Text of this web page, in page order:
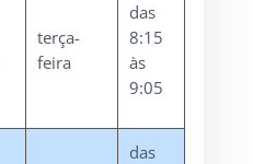
terça-
feira
das
8:15
às
9:05
das